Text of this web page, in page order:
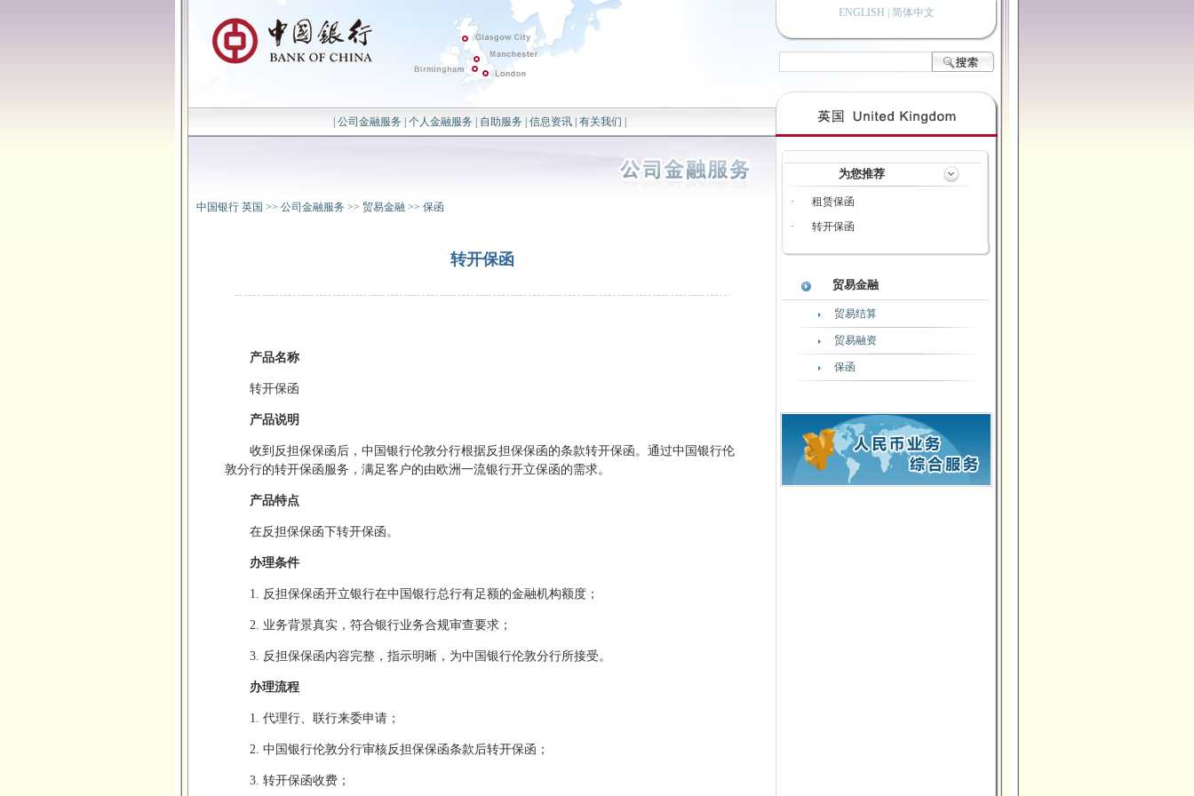
公司金融服务 个人金融服务 自助服务 信息资讯| 有关我们
ENGLISH | 简体中文
中国银行 英国 >> 公司金融服务 >> 贸易金融 >> 保函
转开保函
产品名称
转开保函
产品说明
收到反担保保函后，中国银行伦敦分行根据反担保保函的条款转开保函。通过中国银行伦
敦分行的转开保函服务，满足客户的由欧洲一流银行开立保函的需求。
产品特点
在反担保保函下转开保函。
办理条件
1. 反担保保函开立银行在中国银行总行有足额的金融机构额度；
2. 业务背景真实，符合银行业务合规审查要求；
3. 反担保保函内容完整，指示明晰，为中国银行伦敦分行所接受。
办理流程
1. 代理行、联行来委申请；
2. 中国银行伦敦分行审核反担保保函条款后转开保函；
3. 转开保函收费；
为您推荐
·
租赁保函
·
转开保函
贸易金融
贸易结算
贸易融资
保函